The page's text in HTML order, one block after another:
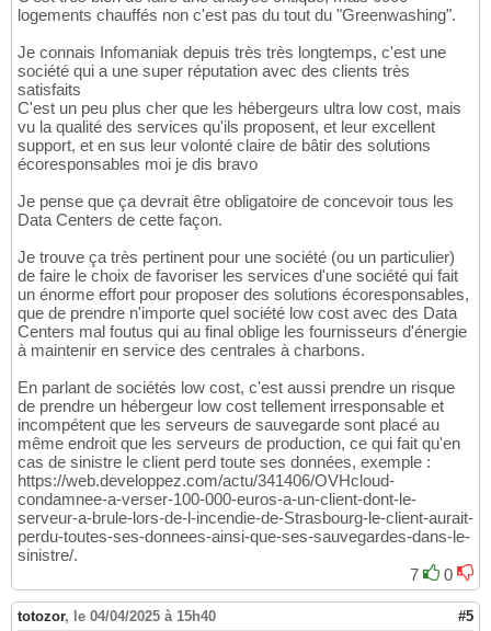
logements chauffés non c'est pas du tout du "Greenwashing".
Je connais Infomaniak depuis très très longtemps, c'est une
société qui a une super réputation avec des clients très
satisfaits
C'est un peu plus cher que les hébergeurs ultra low cost, mais
vu la qualité des services qu'ils proposent, et leur excellent
support, et en sus leur volonté claire de bâtir des solutions
écoresponsables moi je dis bravo
Je pense que ça devrait être obligatoire de concevoir tous les
Data Centers de cette façon.
Je trouve ça très pertinent pour une société (ou un particulier)
de faire le choix de favoriser les services d'une société qui fait
un énorme effort pour proposer des solutions écoresponsables,
que de prendre n'importe quel société low cost avec des Data
Centers mal foutus qui au final oblige les fournisseurs d'énergie
à maintenir en service des centrales à charbons.
En parlant de sociétés low cost, c'est aussi prendre un risque
de prendre un hébergeur low cost tellement irresponsable et
incompétent que les serveurs de sauvegarde sont placé au
même endroit que les serveurs de production, ce qui fait qu'en
cas de sinistre le client perd toute ses données, exemple :
https://web.developpez.com/actu/341406/OVHcloud-
condamnee-a-verser-100-000-euros-a-un-client-dont-le-
serveur-a-brule-lors-de-l-incendie-de-Strasbourg-le-client-aurait-
perdu-toutes-ses-donnees-ainsi-que-ses-sauvegardes-dans-le-
sinistre/.
7
0
totozor, le 04/04/2025 à 15h40 #5